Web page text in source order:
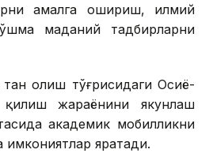
амалга ошириш, илмий
маданий тадбирларни
олиш тўғрисидаги Осиё-
қилиш жараёнини якунлаш
академик мобилликни
яратади.